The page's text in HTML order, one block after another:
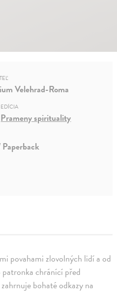
povahami zlovolných lidí a od
chránící před
bohaté odkazy na
Velehrad-Roma
EDÍCIA
Prameny spirituality